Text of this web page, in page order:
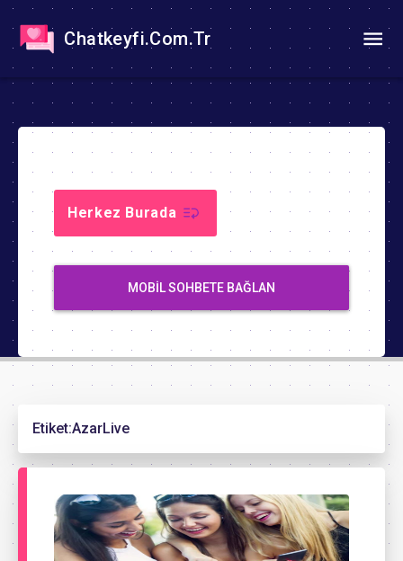
Chatkeyfi.Com.Tr
Herkez Burada
MOBIL SOHBETE BAĞLAN
Etiket:AzarLive